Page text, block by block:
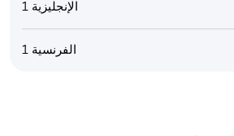
الإنجليزية 1
الفرنسية 1